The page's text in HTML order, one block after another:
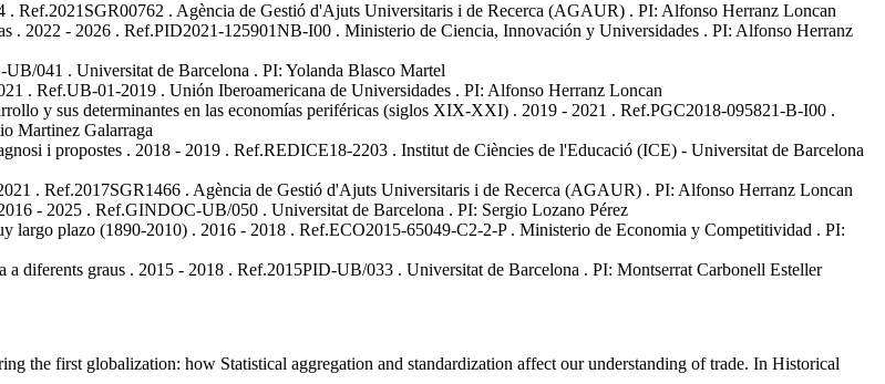
. Ref.2021SGR00762 . Agència de Gestió d'Ajuts Universitaris i de Recerca (AGAUR) . PI: Alfonso Herranz Loncan
. 2022 - 2026 . Ref.PID2021-125901NB-I00 . Ministerio de Ciencia, Innovación y Universidades . PI: Alfonso Herranz
UB/041 . Universitat de Barcelona . PI: Yolanda Blasco Martel
. Ref.UB-01-2019 . Unión Iberoamericana de Universidades . PI: Alfonso Herranz Loncan
y sus determinantes en las economías periféricas (siglos XIX-XXI) . 2019 - 2021 . Ref.PGC2018-095821-B-I00 .
Martinez Galarraga
i propostes . 2018 - 2019 . Ref.REDICE18-2203 . Institut de Ciències de l'Educació (ICE) - Universitat de Barcelona
. Ref.2017SGR1466 . Agència de Gestió d'Ajuts Universitaris i de Recerca (AGAUR) . PI: Alfonso Herranz Loncan
- 2025 . Ref.GINDOC-UB/050 . Universitat de Barcelona . PI: Sergio Lozano Pérez
largo plazo (1890-2010) . 2016 - 2018 . Ref.ECO2015-65049-C2-2-P. Ministerio de Economia y Competitividad . PI:
a diferents graus . 2015 - 2018 . Ref.2015PID-UB/033 . Universitat de Barcelona . PI: Montserrat Carbonell Esteller
the first globalization: how Statistical aggregation and standardization affect our understanding of trade. In Historical